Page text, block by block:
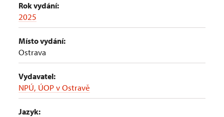
Rok vydání:
2025
Místo vydání:
Ostrava
Vydavatel:
NPÚ, ÚOP v Ostravě
Jazyk: